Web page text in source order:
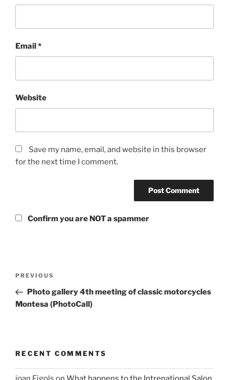
Email *
Website
Save my name, email, and website in this browser
for the next time I comment.
Confirm you are NOT a spammer
Previous
Post
PREVIOUS
Photo gallery 4th meeting of classic motorcycles
Montesa (PhotoCall)
RECENT COMMENTS